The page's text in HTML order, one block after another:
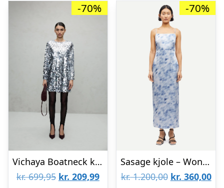
-70%
Vichaya Boatneck kjole – sølvfarvet
kr.699,95 Den
kr. 209,99Den
-70%
Sasage kjole – Wonder Blur Dawn
kr.1.200,00 Den
kr. 360,00